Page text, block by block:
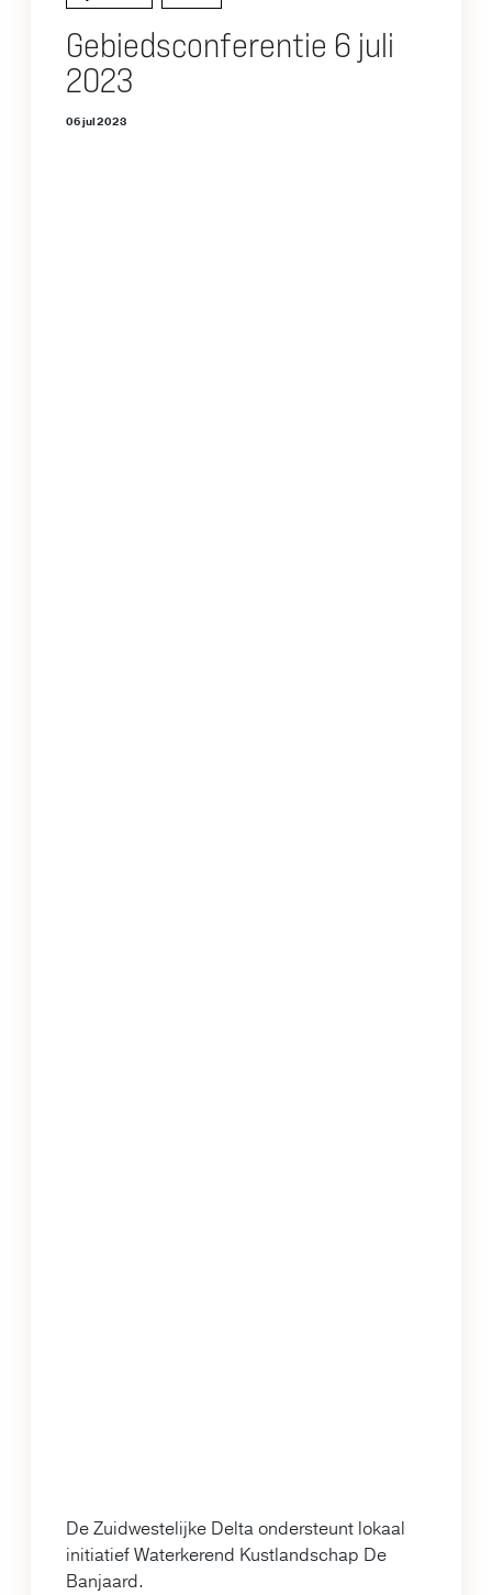
Gebiedsconferentie 6 juli
2023
06 jul 2023
De Zuidwestelijke Delta ondersteunt lokaal
initiatief Waterkerend Kustlandschap De
Banjaard.